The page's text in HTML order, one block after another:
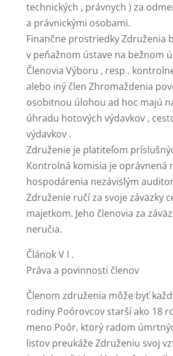
technických , právnych ) za
a právnickými osobami.
Finančne prostriedky Združenia
v peňažnom ústave na bežnom
Členovia Výboru , resp .
alebo iný člen Zhromaždenia
osobitnou úlohou ad hoc majú
úhradu hotových výdavkov ,
výdavkov .
Združenie je platiteľom
Kontrolná komisia je oprávnená
hospodárenia nezávislým
Združenie ručí za svoje záväzky
majetkom. Jeho členovia za
neručia.
Článok V I .
Práva a povinnosti členov
Členom združenia môže byť
rodiny Poórovcov starší ako 18
meno Poór, ktorý radom
listov preukáže Združeniu svoj